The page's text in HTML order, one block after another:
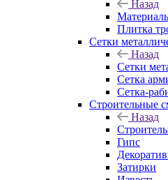
Назад
Плитка
Сетки
Назад
Сетки
Сетка
Сетка-
Строительные
Назад
Гипс
Затирки